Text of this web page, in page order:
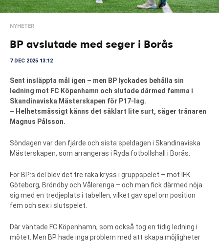
NYHETER
BP avslutade med seger i Borås
7 DEC 2025 13:12
Sent insläppta mål igen – men BP lyckades behålla sin
ledning mot FC Köpenhamn och slutade därmed femma i
Skandinaviska Mästerskapen för P17-lag.
– Helhetsmässigt känns det såklart lite surt, säger tränaren
Magnus Pålsson.
Söndagen var den fjärde och sista speldagen i Skandinaviska
Mästerskapen, som arrangeras i Ryda fotbollshall i Borås.
För BP:s del blev det tre raka kryss i gruppspelet – mot IFK
Göteborg, Bröndby och Vålerenga – och man fick därmed nöja
sig med en tredjeplats i tabellen, vilket gav spel om position
fem och sex i slutspelet.
Där väntade FC Köpenhamn, som också tog en tidig ledning i
mötet. Men BP hade inga problem med att skapa möjligheter